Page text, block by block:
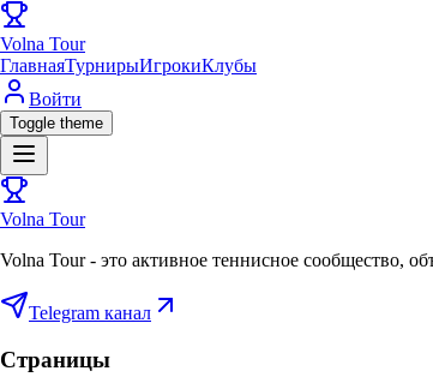
Volna Tour
ГлавнаяТурнирыИгрокиКлубы
Войти
Toggle theme
Volna Tour
Volna Tour - это активное теннисное сообщество,
Telegram канал
Страницы